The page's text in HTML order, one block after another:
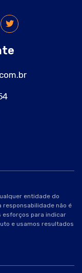
entidade do
responsabilidade não é
esforços para indicar
e usamos resultados